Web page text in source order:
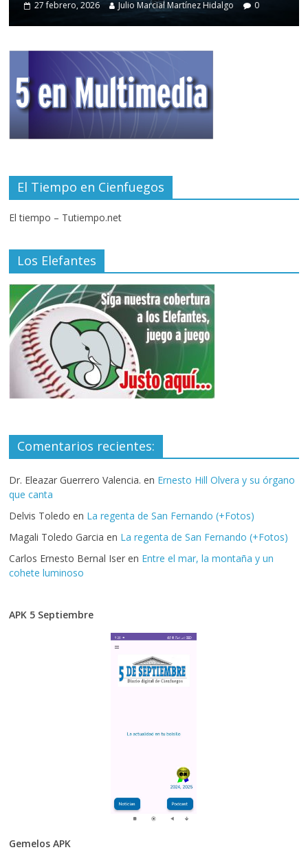
27 febrero, 2026 Julio Marcial Martínez Hidalgo 0
El Tiempo en Cienfuegos
El tiempo – Tutiempo.net
Los Elefantes
Comentarios recientes:
Dr. Eleazar Guerrero Valencia. en Ernesto Hill Olvera y su órgano
que canta
Delvis Toledo en La regenta de San Fernando (+Fotos)
Magali Toledo Garcia en La regenta de San Fernando (+Fotos)
Carlos Ernesto Bernal Iser en Entre el mar, la montaña y un
cohete luminoso
APK 5 Septiembre
Gemelos APK